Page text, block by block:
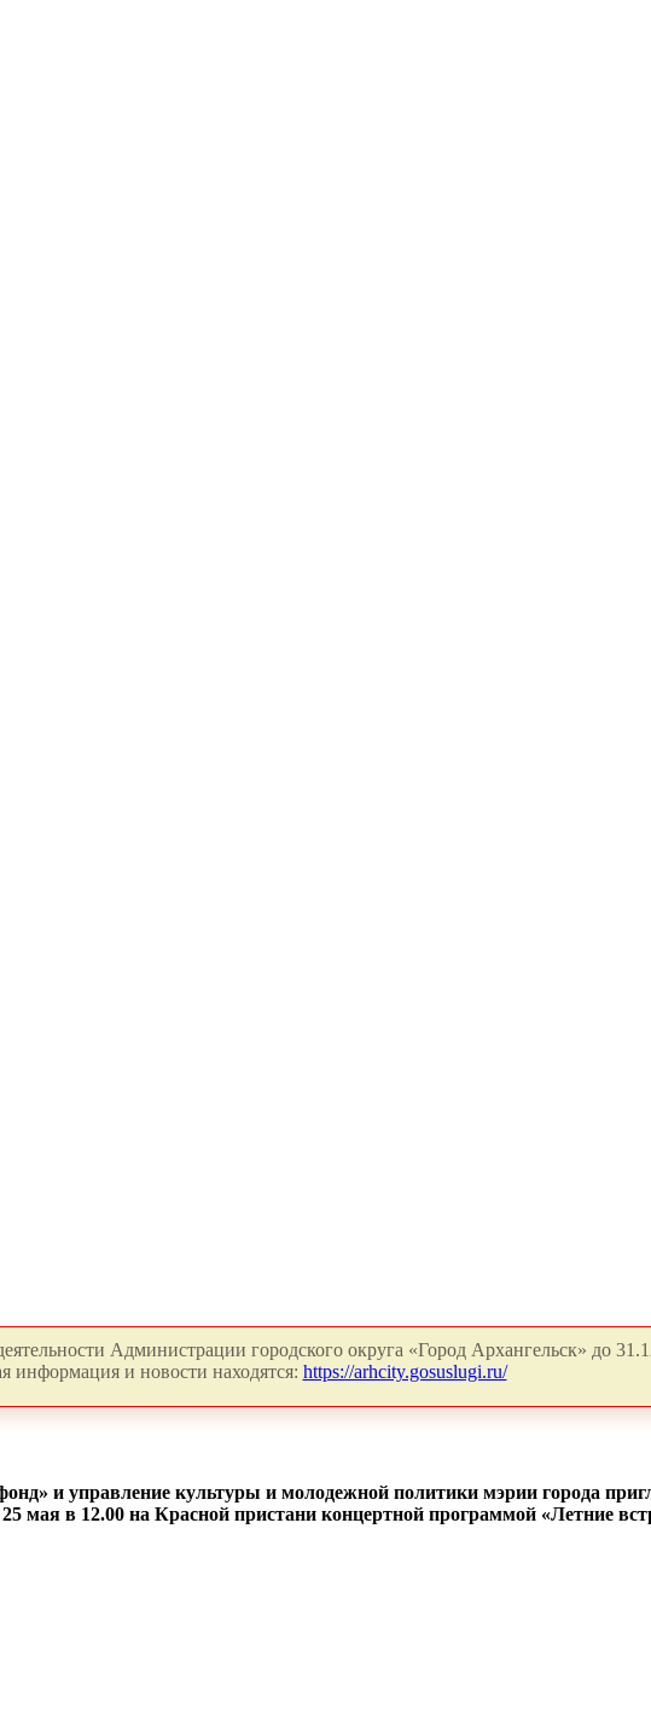
Администрации городского округа «Город Архангельск» до
информация и новости находятся: https://arhcity.gosuslugi.ru/
и управление культуры и молодежной политики мэрии города
мая в 12.00 на Красной пристани концертной программой «Летние